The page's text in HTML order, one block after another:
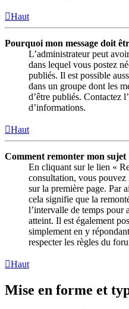
Haut
Pourquoi mon message doit
L’administrateur peut
dans lequel vous postez
publiés. Il est possible
dans un groupe dont les
d’être publiés. Contactez
d’informations.
Haut
Comment remonter mon sujet
En cliquant sur le lien «
consultation, vous pouvez
sur la première page. Par
cela signifie que la
l’intervalle de temps pour
atteint. Il est également
simplement en y
respecter les règles du
Haut
Mise en forme et